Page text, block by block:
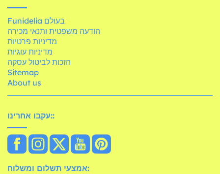
Funidelia בעולם
הודעה משפטית ותנאי מכירה
מדיניות פרטיות
מדיניות עוגיות
הזכות לביטול עסקה
Sitemap
About us
עקבו אחרינו::
אמצעי תשלום ומשלוח: